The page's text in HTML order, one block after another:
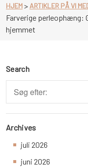
HJEM> ARTIKLER PÅ VI
Farverige perleophæng:
hjemmet
Search
Archives
juli 2026
juni 2026